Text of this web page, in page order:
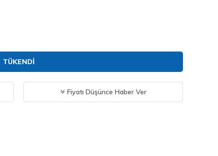
TÜKENDI
Fiyatı Düşünce Haber Ver